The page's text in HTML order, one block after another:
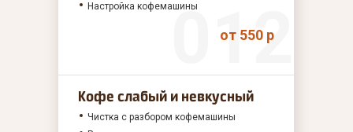
Настройка кофемашины
от 550 р
Кофе слабый и невкусный
Чистка с разбором кофемашины